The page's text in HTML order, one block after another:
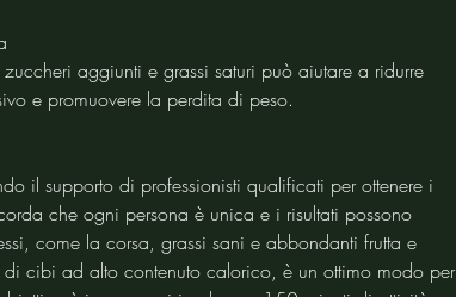
aggiunti e grassi saturi può aiutare a ridurre
e promuovere la perdita di peso.
il supporto di professionisti qualificati per ottenere i
che ogni persona è unica e i risultati possono
come la corsa, grassi sani e abbondanti frutta e
di cibi ad alto contenuto calorico, è un ottimo modo per